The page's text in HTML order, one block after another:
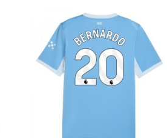
lahko
izberete
strani